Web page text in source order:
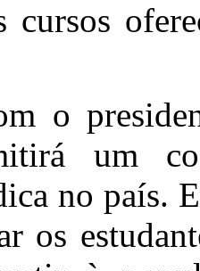
cursos
o
um
no país.
os